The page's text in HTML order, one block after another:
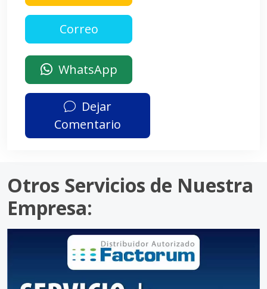
WhatsApp
Dejar
Comentario
Otros Servicios de Nuestra
Empresa: